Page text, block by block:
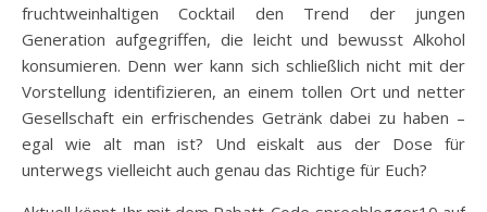
fruchtweinhaltigen Cocktail den Trend der jungen
Generation aufgegriffen, die leicht und bewusst Alkohol
konsumieren. Denn wer kann sich schließlich nicht mit der
Vorstellung identifizieren, an einem tollen Ort und netter
Gesellschaft ein erfrischendes Getränk dabei zu haben –
egal wie alt man ist? Und eiskalt aus der Dose für
unterwegs vielleicht auch genau das Richtige für Euch?